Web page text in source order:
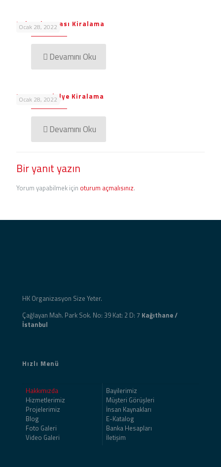
Ocak 28, 2022
Kokteyl Masası Kiralama
Devamını Oku
Ocak 28, 2022
Masa Sandalye Kiralama
Devamını Oku
Bir yanıt yazın
Yorum yapabilmek için oturum açmalısınız.
HK Organizasyon Size Yeter.
Çağlayan Mah. Park Sok. No: 39 Kat: 2 D: 7 Kağıthane /
İstanbul
Hızlı Menü
Hakkımızda
Hizmetlerimiz
Projelerimiz
Blog
Foto Galeri
Video Galeri
Bayilerimiz
Müşteri Görüşleri
İnsan Kaynakları
E-Katalog
Banka Hesapları
İletişim